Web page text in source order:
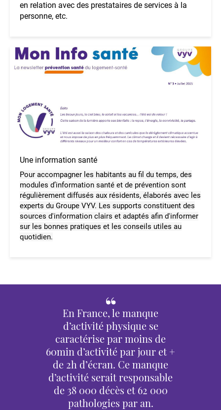
en relation avec des prestataires de services à la
personne, etc.
Une information santé
Pour accompagner les habitants au fil du temps, des
modules d’information santé et de prévention sont
régulièrement diffusés aux résidents, élaborés avec les
experts du Groupe VYV. Les supports constituent des
sources d'information clairs et adaptés afin d'informer
sur les bonnes pratiques et les conseils utiles au
quotidien.
En France, le manque
d’activité physique se
caractérise par moins de
60min d’activité par jour et +
de 2h d’écran. Ce manque
d’activité serait responsable
de 38 000 décès et 62 000
pathologies par an.